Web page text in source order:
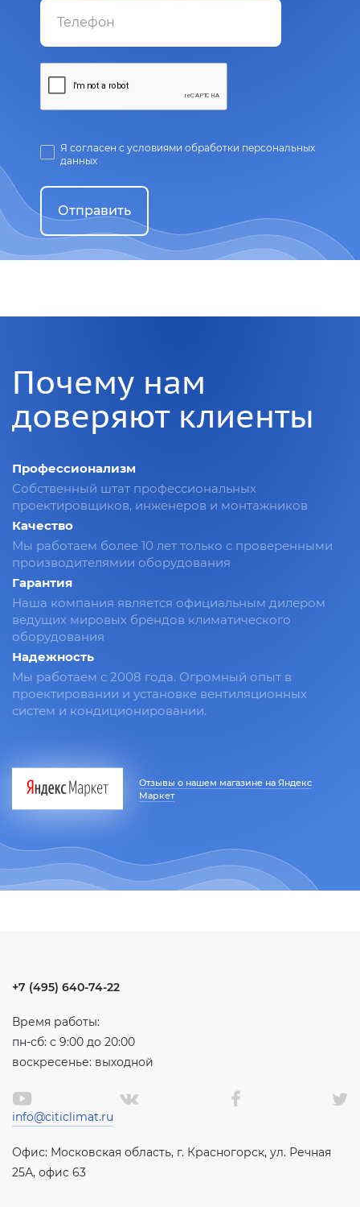
Я согласен с условиями обработки персональных
данных
Отправить
Почему нам
доверяют клиенты
Профессионализм
Собственный штат профессиональных
проектировщиков, инженеров и монтажников
Качество
Мы работаем более 10 лет только с проверенными
производителямии оборудования
Гарантия
Наша компания является официальным дилером
ведущих мировых брендов климатического
оборудования
Надежность
Мы работаем с 2008 года. Огромный опыт в
проектировании и установке вентиляционных
систем и кондиционировании.
Отзывы о нашем магазине на Яндекс
Маркет
+7 (495) 640-74-22
Время работы:
пн-сб: с 9:00 до 20:00
воскресенье: выходной
info@citiclimat.ru
Офис: Московская область, г. Красногорск, ул. Речная
25А, офис 63